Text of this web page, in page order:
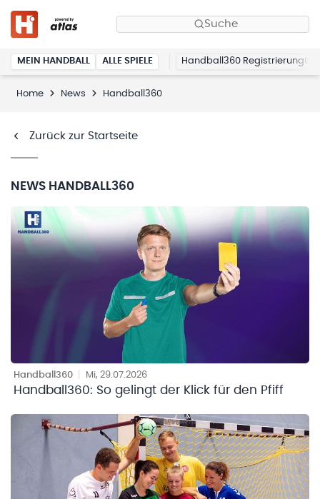
Suche
MEIN HANDBALL ALLE SPIELE Handball360 Registrierung
Home News Handball360
Zurück zur Startseite
NEWS HANDBALL360
Handball360 Mi, 29.07.2026
Handball360: So gelingt der Klick für den Pfiff